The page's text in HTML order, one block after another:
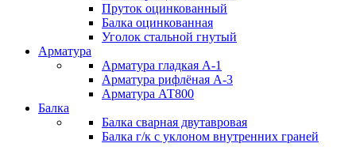
Пруток оцинкованный
Балка оцинкованная
Уголок стальной гнутый
Арматура
Арматура гладкая А-1
Арматура рифлёная А-3
Арматура АТ800
Балка
Балка сварная двутавровая
Балка г/к с уклоном внутренних граней